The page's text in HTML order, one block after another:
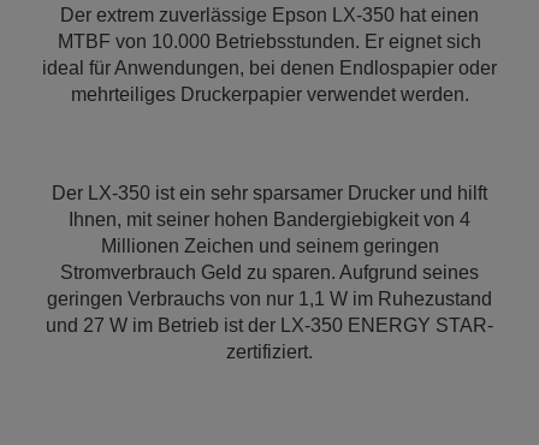
Der extrem zuverlässige Epson LX-350 hat einen
MTBF von 10.000 Betriebsstunden. Er eignet sich
ideal für Anwendungen, bei denen Endlospapier oder
mehrteiliges Druckerpapier verwendet werden.
Der LX-350 ist ein sehr sparsamer Drucker und hilft
Ihnen, mit seiner hohen Bandergiebigkeit von 4
Millionen Zeichen und seinem geringen
Stromverbrauch Geld zu sparen. Aufgrund seines
geringen Verbrauchs von nur 1,1 W im Ruhezustand
und 27 W im Betrieb ist der LX-350 ENERGY STAR-
zertifiziert.